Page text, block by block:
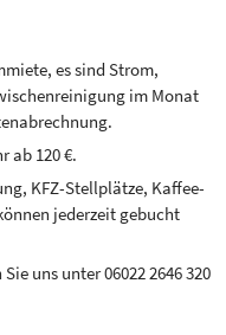
es sind Strom,
im Monat
ab 120 €.
KFZ-Stellplätze, Kaffee-
jederzeit gebucht
uns unter 06022 2646 320